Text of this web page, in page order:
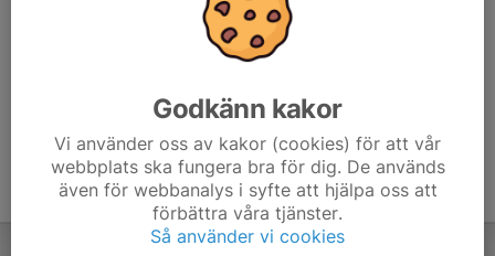
Godkänn kakor
Vi använder oss av kakor (cookies) för att vår
webbplats ska fungera bra för dig. De används
även för webbanalys i syfte att hjälpa oss att
förbättra våra tjänster.
Så använder vi cookies